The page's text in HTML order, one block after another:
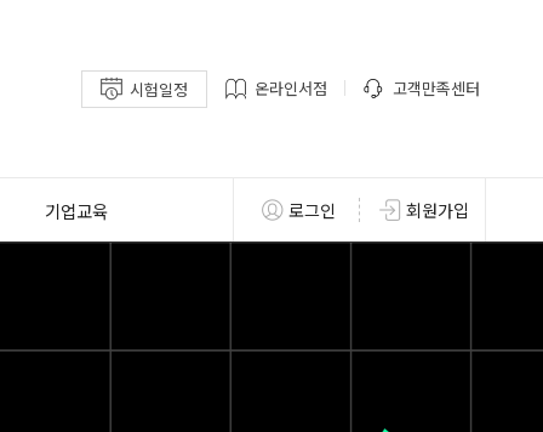
시험일정 온라인서점 고객만족센터
기업교육 로그인 회원가입